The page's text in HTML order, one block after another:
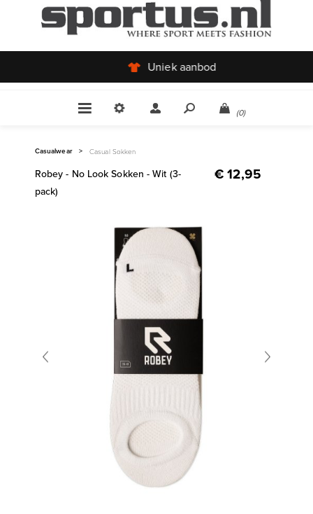
Uniek aanbod
(0)
Casualwear > Casual Sokken
Robey - No Look Sokken - Wit (3-
pack)
€ 12,95